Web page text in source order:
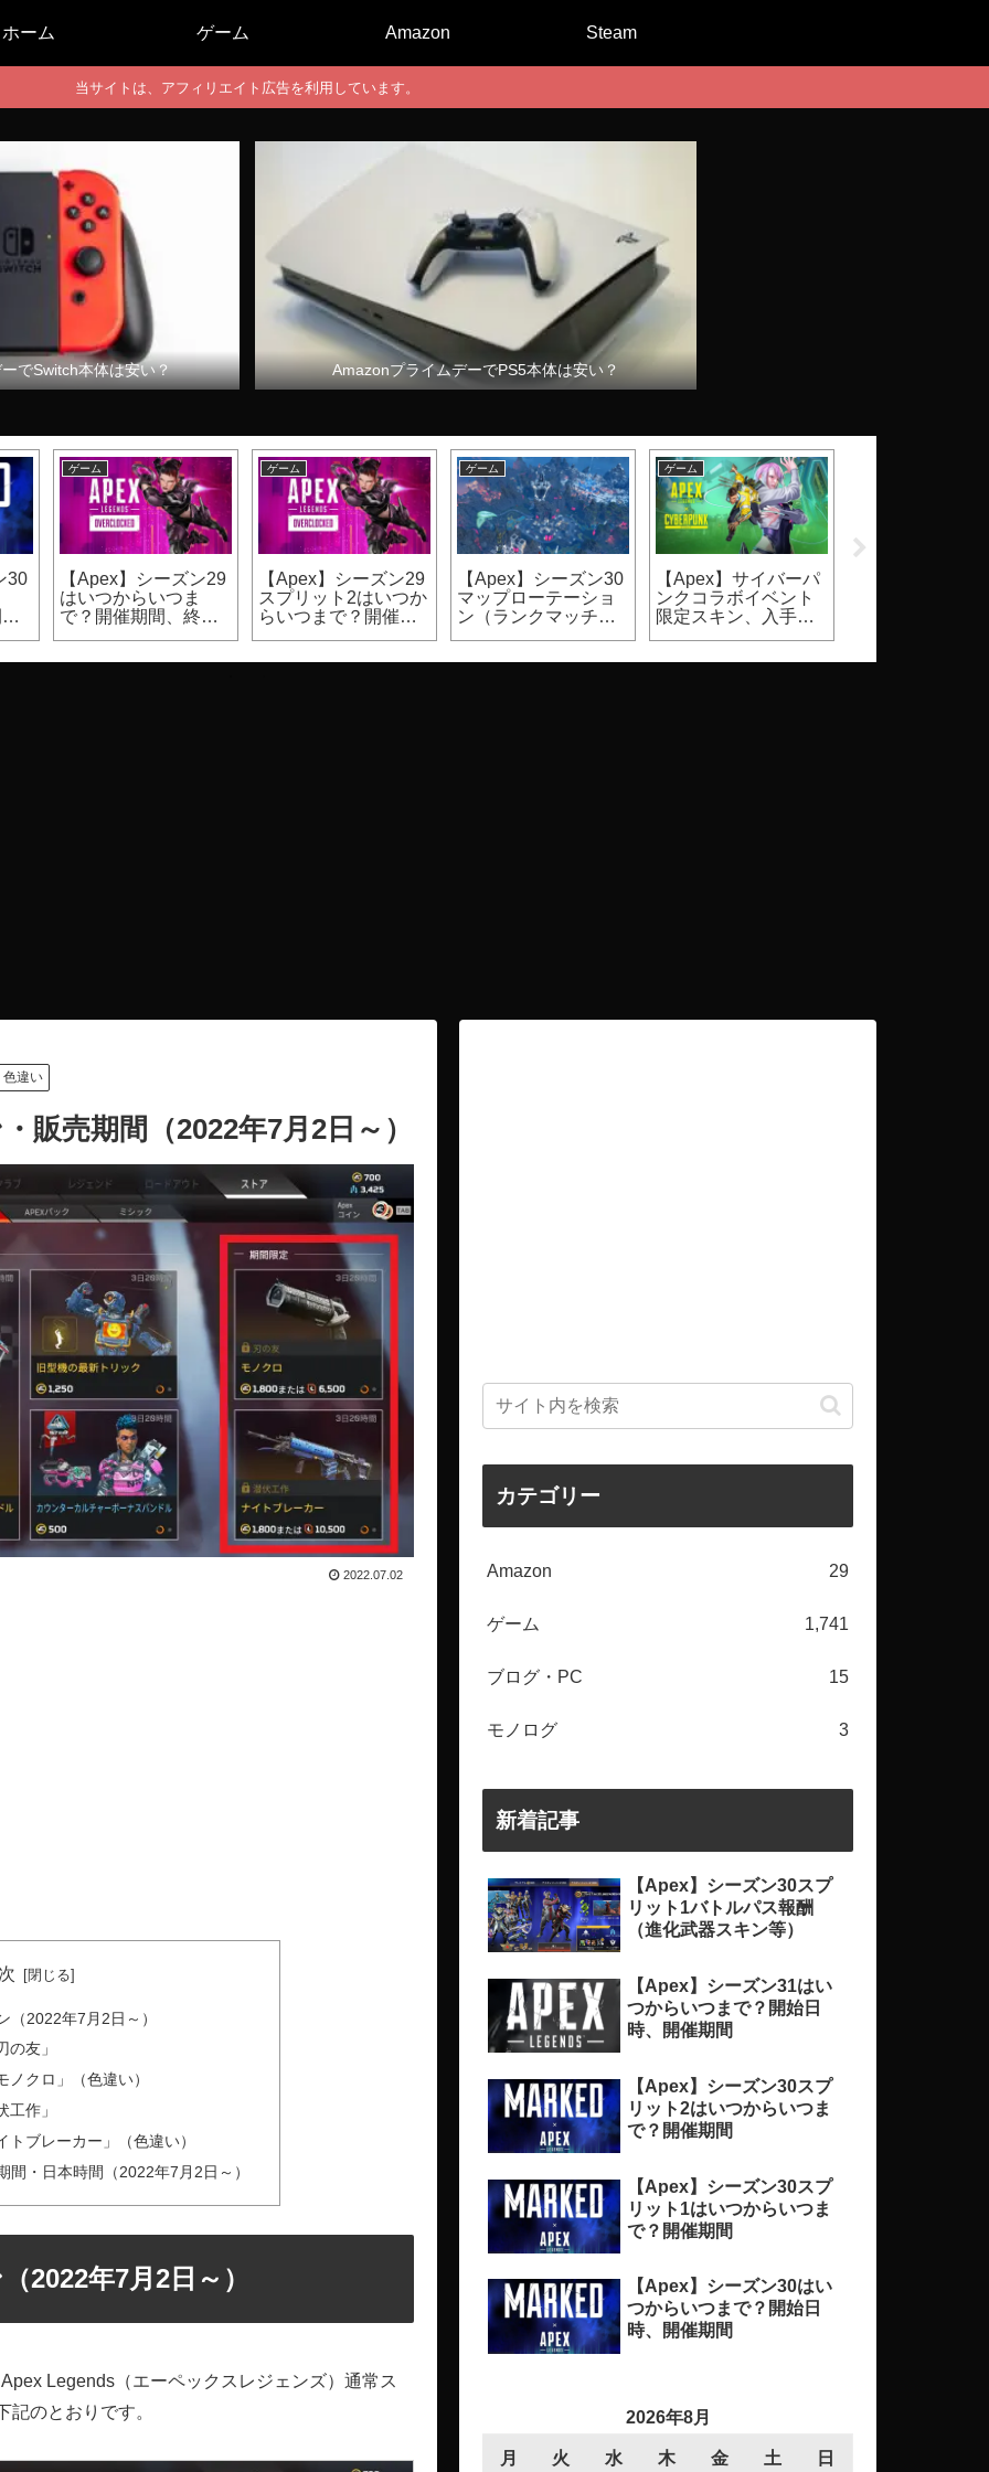
ホーム ゲーム Amazon Steam
当サイトは、アフィリエイト広告を利用しています。
でSwitch本体は安い？ AmazonプライムデーでPS5本体は安い？
30
ゲーム
【Apex】シーズン29
はいつからいつま
で？開催期間、終了
ゲーム
【Apex】シーズン29
スプリット2はいつか
らいつまで？開催期
ゲーム
【Apex】シーズン30
マップローテーショ
ン（ランクマッチ、
ゲーム
【Apex】サイバーパ
ンクコラボイベント
限定スキン、入手方
色違い
販売期間（2022年7月2日～）
2022.07.02
（2022年7月2日～）
友」
クロ」（色違い）
作」
ブレーカー」（色違い）
間・日本時間（2022年7月2日～）
2022年7月2日～）
Legends（エーペックスレジェンズ）通常ス
記のとおりです。
カテゴリー
Amazon 29
ゲーム 1,741
ブログ・PC 15
モノログ 3
新着記事
【Apex】シーズン30スプ
リット1バトルパス報酬
（進化武器スキン等）
【Apex】シーズン31はい
つからいつまで？開始日
時、開催期間
【Apex】シーズン30スプ
リット2はいつからいつま
で？開催期間
【Apex】シーズン30スプ
リット1はいつからいつま
で？開催期間
【Apex】シーズン30はい
つからいつまで？開始日
時、開催期間
2026年8月
月 火 水 木 金 土 日